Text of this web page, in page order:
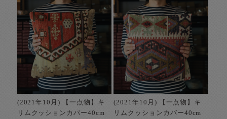
(2021年10月) 【一点物】キ
リムクッションカバー40cm
(2021年10月) 【一点物】キ
リムクッションカバー40cm